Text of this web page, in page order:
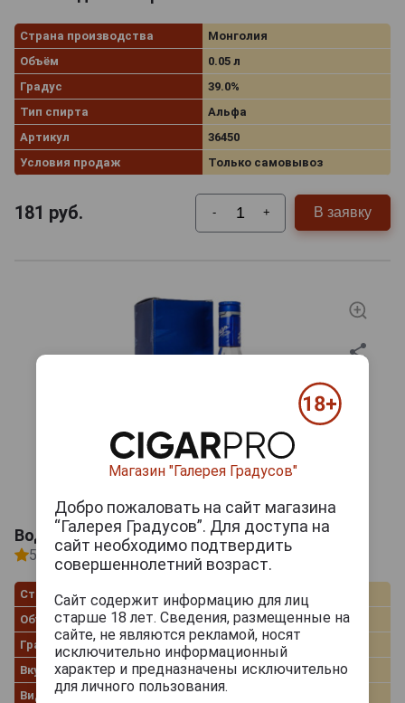
Страна производства
Монголия
Объём
0.05 л
Градус
39.0%
Тип спирта
Альфа
Артикул
36450
Условия продаж
Только самовывоз
181 руб. - + В заявку
Водка Болор клюквенная
5 1 отзыв
Страна производства
Объём
0.75 л
Градус
35.0%
Вкус
Клюква
Вид коробки
Картонная коробка
Магазин "Галерея Градусов"
Добро пожаловать на сайт магазина
“Галерея Градусов”. Для доступа на
сайт необходимо подтвердить
совершеннолетний возраст.
Сайт содержит информацию для лиц
старше 18 лет. Сведения, размещенные на
сайте, не являются рекламой, носят
исключительно информационный
характер и предназначены исключительно
для личного пользования.